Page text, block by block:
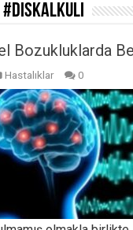
#diskalkuli
Bozukluklarda
Hastalıklar 0